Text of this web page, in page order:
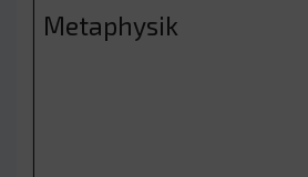
Metaphysik